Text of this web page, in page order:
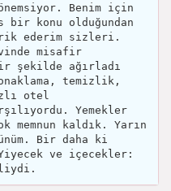
Benim için
bir konu olduğundan
ederim sizleri.
misafir
şekilde ağırladı
temizlik,
otel
Yemekler
kaldık. Yarın
Bir daha ki
ve içecekler: